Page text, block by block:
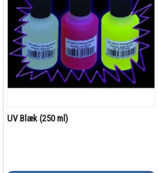
UV Blæk (250 ml)